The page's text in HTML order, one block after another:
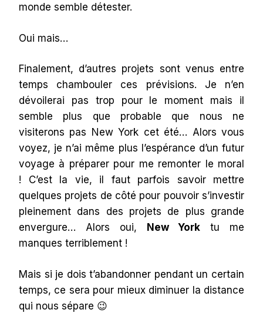
monde semble détester.
Oui mais…
Finalement, d’autres projets sont venus entre
temps chambouler ces prévisions. Je n’en
dévoilerai pas trop pour le moment mais il
semble plus que probable que nous ne
visiterons pas New York cet été… Alors vous
voyez, je n’ai même plus l’espérance d’un futur
voyage à préparer pour me remonter le moral
! C’est la vie, il faut parfois savoir mettre
quelques projets de côté pour pouvoir s’investir
pleinement dans des projets de plus grande
envergure… Alors oui,
New York tu me
manques terriblement !
Mais si je dois t’abandonner pendant un certain
temps, ce sera pour mieux diminuer la distance
qui nous sépare 😉